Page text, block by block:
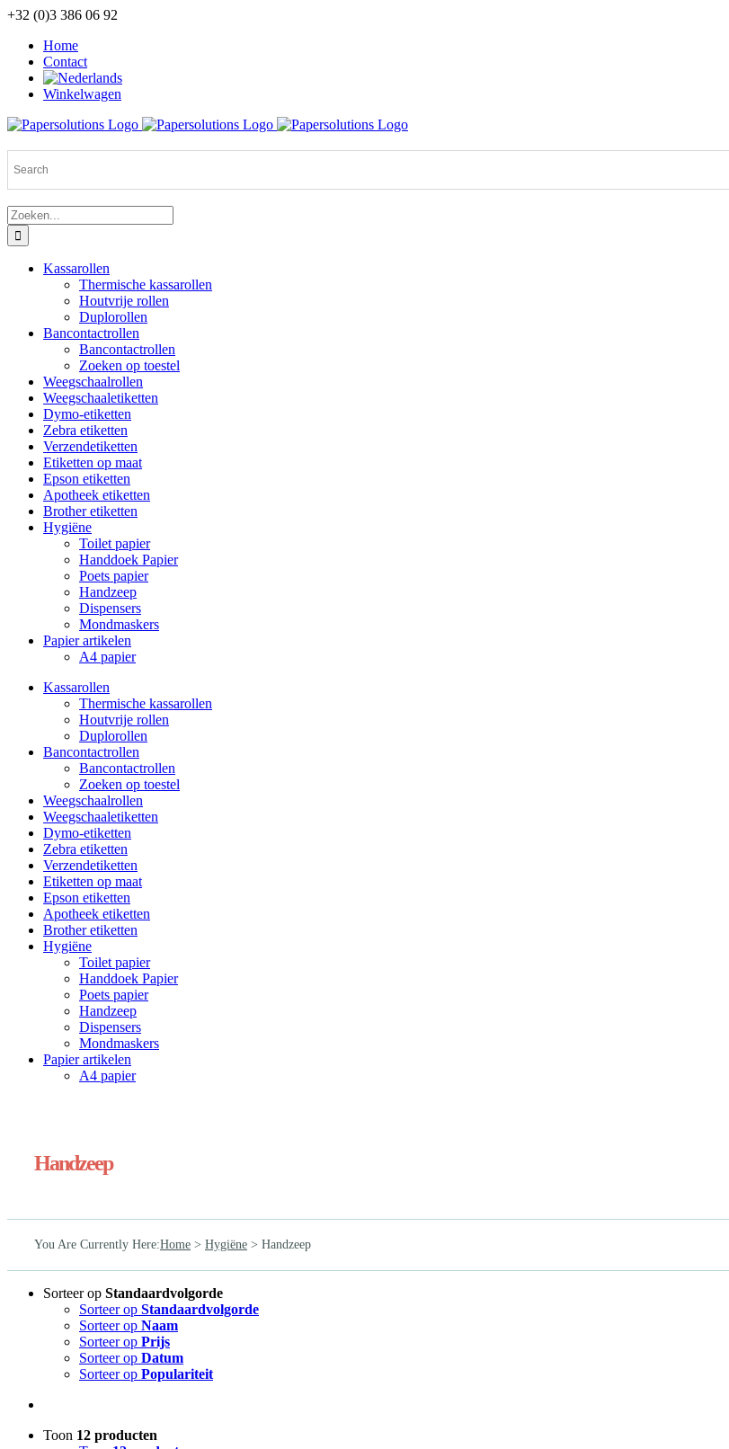
Ga
inhoud
+32 (0)3 386 06 92
Home
Contact
Winkelwagen
Zoeken
naar:
Kassarollen
Thermische kassarollen
Houtvrije rollen
Duplorollen
Bancontactrollen
Bancontactrollen
Zoeken op toestel
Weegschaalrollen
Weegschaaletiketten
Dymo-etiketten
Zebra etiketten
Verzendetiketten
Etiketten op maat
Epson etiketten
Apotheek etiketten
Brother etiketten
Hygiëne
Toilet papier
Handdoek Papier
Poets papier
Handzeep
Dispensers
Mondmaskers
Papier artikelen
A4 papier
Kassarollen
Thermische kassarollen
Houtvrije rollen
Duplorollen
Bancontactrollen
Bancontactrollen
Zoeken op toestel
Weegschaalrollen
Weegschaaletiketten
Dymo-etiketten
Zebra etiketten
Verzendetiketten
Etiketten op maat
Epson etiketten
Apotheek etiketten
Brother etiketten
Hygiëne
Toilet papier
Handdoek Papier
Poets papier
Handzeep
Dispensers
Mondmaskers
Papier artikelen
A4 papier
Handzeep
You Are Currently Here:Home > Hygiëne > Handzeep
Sorteer op Standaardvolgorde
Sorteer op Standaardvolgorde
Sorteer op Naam
Sorteer op Prijs
Sorteer op Datum
Sorteer op Populariteit
Toon 12 producten